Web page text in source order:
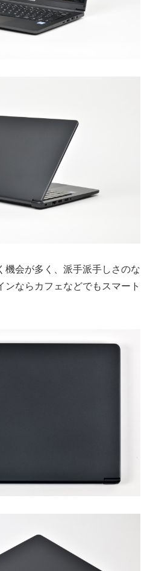
機会が多く、派手派手しさのな
ンならカフェなどでもスマート